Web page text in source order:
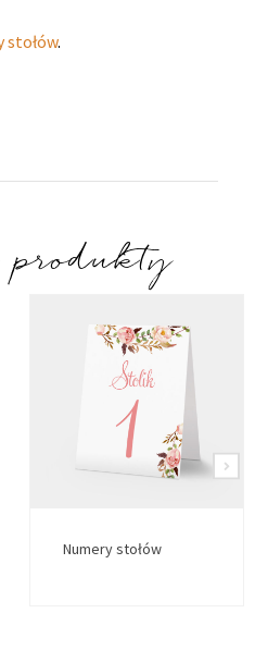
stołów.
produkty
Numery stołów